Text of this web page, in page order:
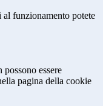
al funzionamento potete
essere
pagina della cookie